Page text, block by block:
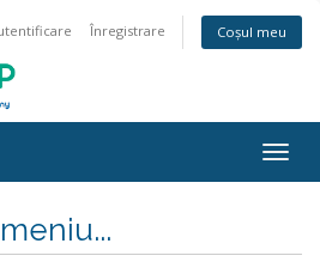
Înregistrare Coșul meu